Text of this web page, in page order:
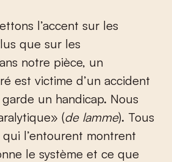
l’accent sur les
que sur les
notre pièce, un
est victime d’un accident
un handicap. Nous
(de lamme). Tous
l’entourent montrent
le système et ce que